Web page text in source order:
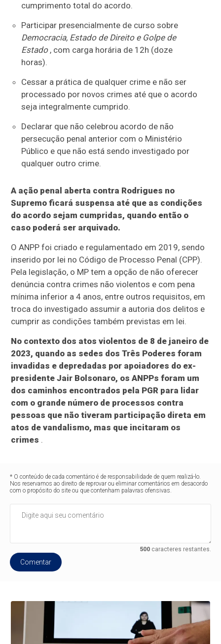
cumprimento total do acordo.
Participar presencialmente de curso sobre
Democracia, Estado de Direito e Golpe de
Estado, com carga horária de 12h (doze
horas).
Cessar a prática de qualquer crime e não ser
processado por novos crimes até que o acordo
seja integralmente cumprido.
Declarar que não celebrou acordo de não
persecução penal anterior com o Ministério
Público e que não está sendo investigado por
qualquer outro crime.
A ação penal aberta contra Rodrigues no
Supremo ficará suspensa até que as condições
do acordo sejam cumpridas, quando então o
caso poderá ser arquivado.
O ANPP foi criado e regulamentado em 2019, sendo
inserido por lei no Código de Processo Penal (CPP).
Pela legislação, o MP tem a opção de não oferecer
denúncia contra crimes não violentos e com pena
mínima inferior a 4 anos, entre outros requisitos, em
troca do investigado assumir a autoria dos delitos e
cumprir as condições também previstas em lei.
No contexto dos atos violentos de 8 de janeiro de
2023, quando as sedes dos Três Poderes foram
invadidas e depredadas por apoiadores do ex-
presidente Jair Bolsonaro, os ANPPs foram um
dos caminhos encontrados pela PGR para lidar
com o grande número de processos contra
pessoas que não tiveram participação direta em
atos de vandalismo, mas que incitaram os
crimes .
* O conteúdo de cada comentário é de responsabilidade de quem realizá-lo.
Nos reservamos ao direito de reprovar ou eliminar comentários em desacordo
com o propósito do site ou que contenham palavras ofensivas.
500caracteres restantes.
Comentar